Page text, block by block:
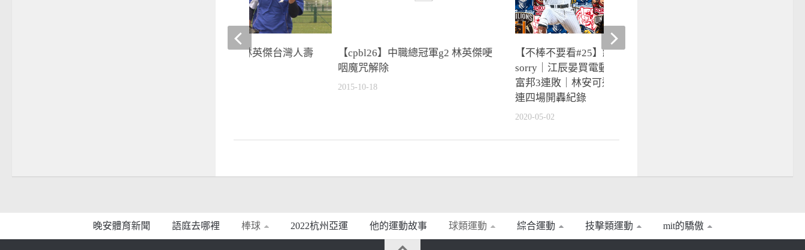
【cpbl26】中職總冠軍g2 林英傑哽
咽魔咒解除
2015-10-18
【不棒不要看#25】統一獅打索沙說
sorry｜江辰晏買電動也能拿勝投｜
富邦3連敗｜林安可追平新人王柏融
連四場開轟紀錄
2020-05-02
張泰山、鄭達鴻跟林英傑台灣人壽
晚安體育新聞 語庭去哪裡 棒球 2022杭州亞運 他的運動故事 球類運動 綜合運動 技擊類運動 mit的驕傲